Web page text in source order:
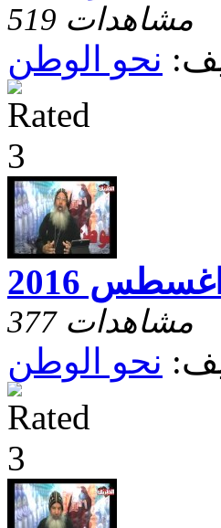
519 مشاهدات
نحو الوطن
377 مشاهدات
نحو الوطن